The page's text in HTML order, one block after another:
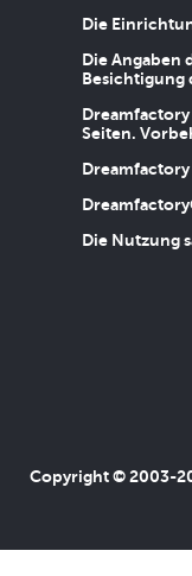
Die
Die
Besichtigung
Seiten.
Die Nutzung
Copyright © 2003-